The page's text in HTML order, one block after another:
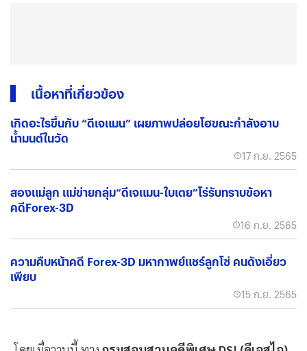
เนื้อหาที่เกี่ยวข้อง
เกิดอะไรขึ้นกับ “ดีเจแมน” เผยภาพปล่อยโฮขณะกำลังอาบ
น้ำมนต์ในวัด
17 ก.ย. 2565
สองแม่ลูก แม่ข่ายกลุ่ม“ดีเจแมน-ใบเตย”โร่รับทราบข้อหา
คดีForex-3D
16 ก.ย. 2565
ความคืบหน้าคดี Forex-3D มหากาพย์แชร์ลูกโซ่ คนดังเอี่ยว
เพียบ
15 ก.ย. 2565